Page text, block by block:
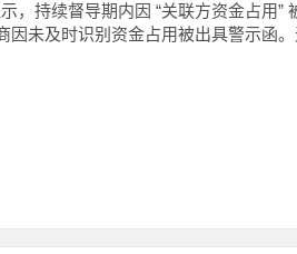
，持续督导期内因 “关联方资金占用
因未及时识别资金占用被出具警示函